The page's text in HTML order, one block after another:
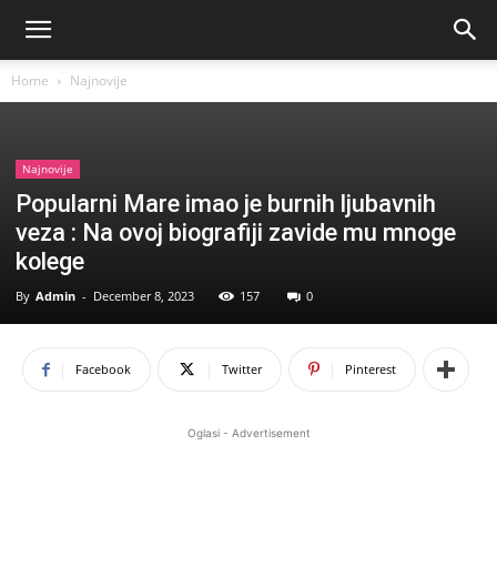
Home Najnovije
Najnovije
Popularni Mare imao je burnih ljubavnih
veza : Na ovoj biografiji zavide mu mnoge
kolege
By Admin - December 8, 2023 157 0
Facebook Twitter Pinterest
Oglasi - Advertisement